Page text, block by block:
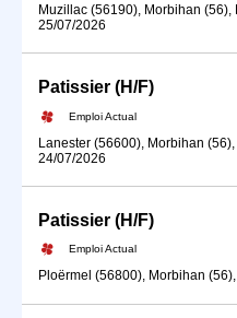
Muzillac (56190), Morbihan (56),
25/07/2026
Patissier (H/F)
Emploi Actual
Lanester (56600), Morbihan
24/07/2026
Patissier (H/F)
Emploi Actual
Ploërmel (56800), Morbihan